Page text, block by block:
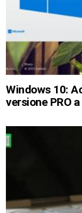
Windows 10:
versione PRO